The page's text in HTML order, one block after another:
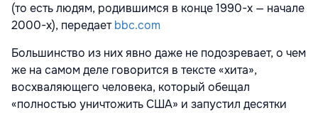
(то есть людям, родившимся в конце 1990-х — начале
2000-х), передаетbbc.com
Большинство из них явно даже не подозревает, о чем
же на самом деле говорится в тексте «хита»,
восхваляющего человека, который обещал
«полностью уничтожить США» и запустил десятки